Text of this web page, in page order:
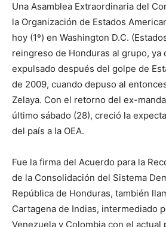
Una Asamblea Extraordinaria del
la Organización de Estados
hoy (1º) en Washington D.C.
reingreso de Honduras al grupo, ya
expulsado después del golpe de
de 2009, cuando depuso al
Zelaya. Con el retorno del ex-
último sábado (28), creció la
del país a la OEA.
Fue la firma del Acuerdo para la
de la Consolidación del Sistema
República de Honduras, también
Cartagena de Indias, intermediado
Venezuela y Colombia con el actual